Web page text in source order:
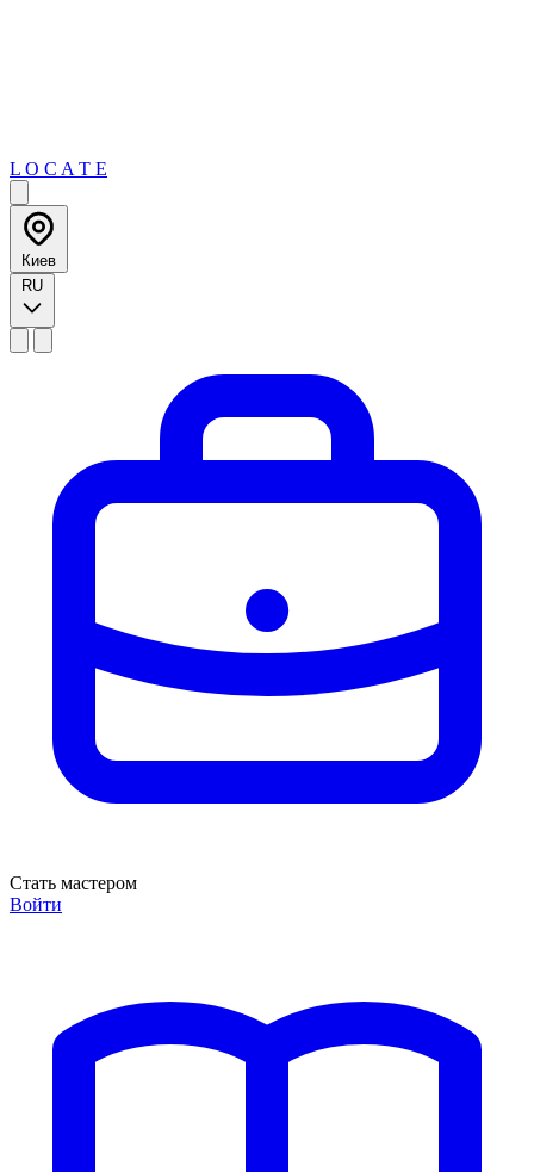
L O C A T E
Киев
RU
Стать мастером
Войти